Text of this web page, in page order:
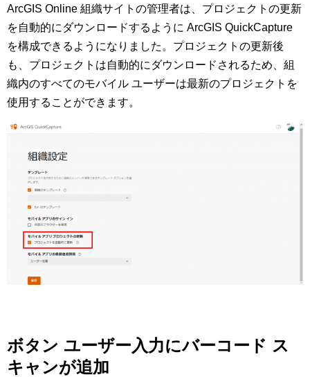
ArcGIS Online 組織サイトの管理者は、プロジェクトの更新
を自動的にダウンロードするように ArcGIS QuickCapture
を構成できるようになりました。プロジェクトの更新後
も、プロジェクトは自動的にダウンロードされるため、組
織内のすべてのモバイル ユーザーは最新のプロジェクトを
使用することができます。
ボタン ユーザー入力にバーコード ス
キャンが追加